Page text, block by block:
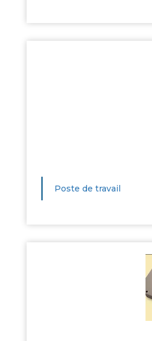
Poste de travail